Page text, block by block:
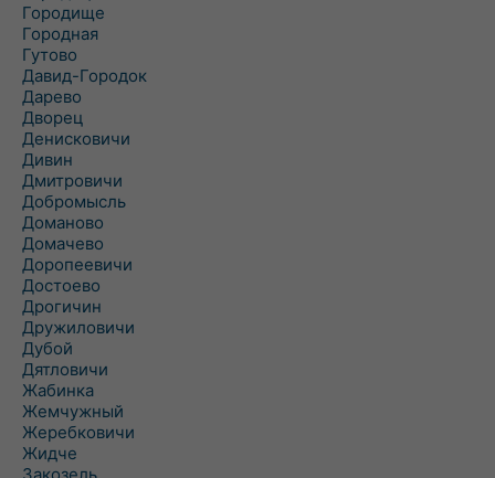
Городище
Городная
Гутово
Давид-Городок
Дарево
Дворец
Денисковичи
Дивин
Дмитровичи
Добромысль
Доманово
Домачево
Доропеевичи
Достоево
Дрогичин
Дружиловичи
Дубой
Дятловичи
Жабинка
Жемчужный
Жеребковичи
Жидче